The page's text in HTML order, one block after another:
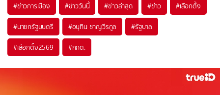
#ข่าวการเมือง #ข่าววันนี้ #ข่าวล่าสุด #ข่าว #เลือกตั้ง
#นายกรัฐมนตรี #อนุทิน ชาญวีรกูล #รัฐบาล
#เลือกตั้ง2569 #กกต.